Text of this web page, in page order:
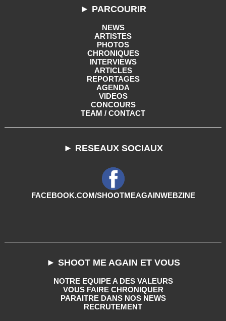
► PARCOURIR
NEWS
ARTISTES
PHOTOS
CHRONIQUES
INTERVIEWS
ARTICLES
REPORTAGES
AGENDA
VIDEOS
CONCOURS
TEAM / CONTACT
► RESEAUX SOCIAUX
FACEBOOK.COM/SHOOTMEAGAINWEBZINE
► SHOOT ME AGAIN ET VOUS
NOTRE EQUIPE A DES VALEURS
VOUS FAIRE CHRONIQUER
PARAITRE DANS NOS NEWS
RECRUTEMENT